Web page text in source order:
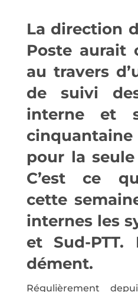
La direction
Poste aurait
au travers
de suivi
interne et
pour la seule
C’est ce
cette
internes les
et Sud-PTT.
dément.
Régulièrement